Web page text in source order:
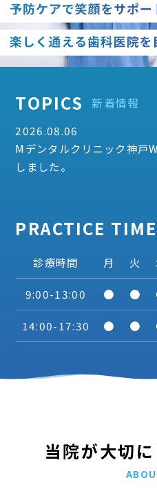
TOPICS 新着情報
2026.08.06
Mデンタルクリニック神戸
しました。
PRACTICE TIME
診療時間 月 火
9:00-13:00 ● ●
14:00-17:30 ● ●
当院が大切